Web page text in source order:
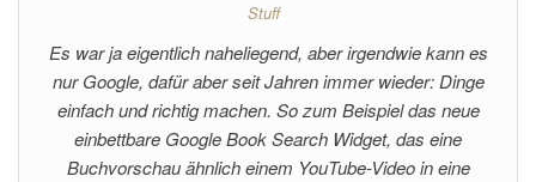
Stuff
Es war ja eigentlich naheliegend, aber irgendwie kann es
nur Google, dafür aber seit Jahren immer wieder: Dinge
einfach und richtig machen. So zum Beispiel das neue
einbettbare Google Book Search Widget, das eine
Buchvorschau ähnlich einem YouTube-Video in eine